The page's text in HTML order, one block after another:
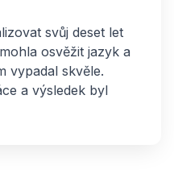
svůj deset let
osvěžit jazyk a
vypadal skvěle.
a výsledek byl